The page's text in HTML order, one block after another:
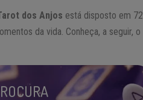
dos Anjos está disposto em 72
da vida. Conheça, a seguir, o